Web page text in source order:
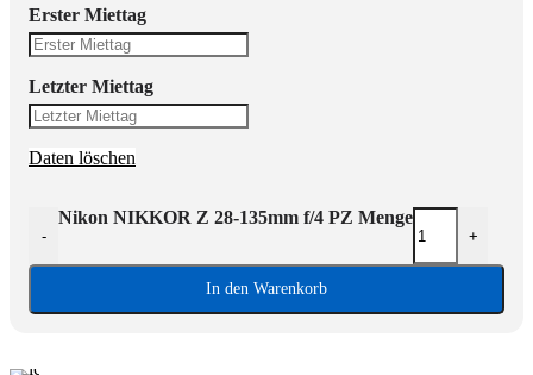
Erster Miettag
Letzter Miettag
Daten löschen
-
Nikon NIKKOR Z 28-135mm f/4 PZ Menge
+
In den Warenkorb